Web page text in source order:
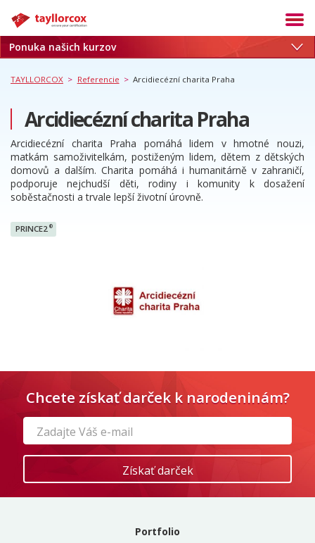
Akadémia
Termíny
Služby
Kariéra
Blog
O nás
Referencie
Ponuka našich kurzov
TAYLLORCOX > Referencie > Arcidiecézní charita Praha
Arcidiecézní charita Praha
Arcidiecézní charita Praha pomáhá lidem v hmotné nouzi,
matkám samoživitelkám, postiženým lidem, dětem z dětských
domovů a dalším. Charita pomáhá i humanitárně v zahraničí,
podporuje nejchudší děti, rodiny i komunity k dosažení
soběstačnosti a trvale lepší životní úrovně.
PRINCE2 ®
Chcete získať darček k narodeninám?
Portfolio